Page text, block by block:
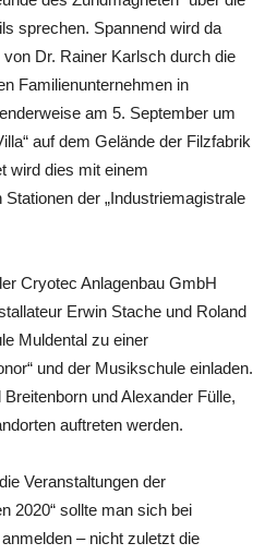
sprechen. Spannend wird da
Dr. Rainer Karlsch durch die
Familienunternehmen in
am 5. September um
auf dem Gelände der Filzfabrik
wird dies mit einem
der „Industriemagistrale
Cryotec Anlagenbau GmbH
Erwin Stache und Roland
Muldental zu einer
und der Musikschule einladen.
und Alexander Fülle,
auftreten werden.
Veranstaltungen der
2020“ sollte man sich bei
– nicht zuletzt die